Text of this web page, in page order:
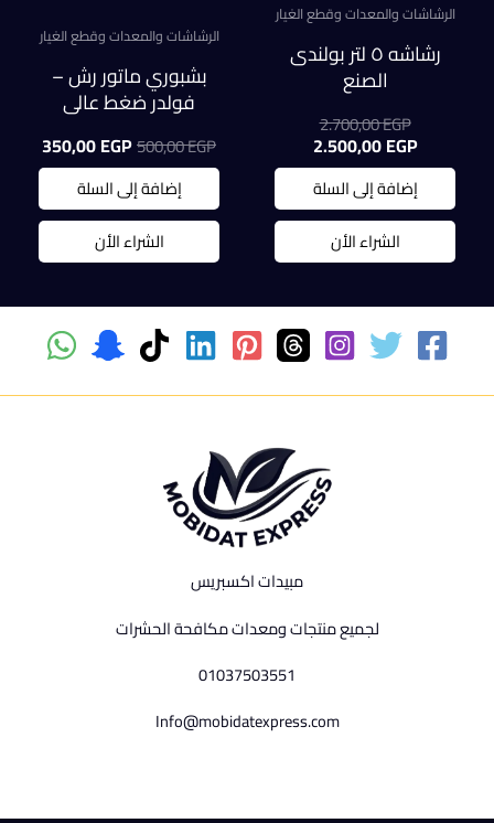
الرشاشات والمعدات وقطع الغيار
رشاشه ٥ لتر بولندى
الصنع
2.700,00EGP السعر
الأصلي
هو:
2.700,00 EGP.
2.500,00EGP
الحالي
هو:
2.500,00 EGP.
إضافة إلى السلة
الشراء الأن
الرشاشات والمعدات وقطع الغيار
بشبوري ماتور رش –
فولدر ضغط عالي
500,00EGP السعر
الأصلي
هو:
500,00 EGP.
350,00EGP
EGP.
إضافة إلى السلة
الشراء الأن
مبيدات اكسبريس
لجميع منتجات ومعدات مكافحة الحشرات
01037503551
Info@mobidatexpress.com